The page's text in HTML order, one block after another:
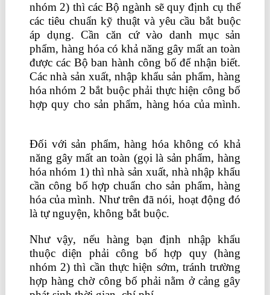
nhóm 2) thì các Bộ ngành sẽ quy định cụ thể
các tiêu chuẩn kỹ thuật và yêu cầu bắt buộc
áp dụng. Cần căn cứ vào danh mục sản
phẩm, hàng hóa có khả năng gây mất an toàn
được các Bộ ban hành công bố để nhận biết.
Các nhà sản xuất, nhập khẩu sản phẩm, hàng
hóa nhóm 2 bắt buộc phải thực hiện công bố
hợp quy cho sản phẩm, hàng hóa của mình.
Đối với sản phẩm, hàng hóa không có khả
năng gây mất an toàn (gọi là sản phẩm, hàng
hóa nhóm 1) thì nhà sản xuất, nhà nhập khẩu
cần công bố hợp chuẩn cho sản phẩm, hàng
hóa của mình. Như trên đã nói, hoạt động đó
là tự nguyện, không bắt buộc.
Như vậy, nếu hàng bạn định nhập khẩu
thuộc diện phải công bố hợp quy (hàng
nhóm 2) thì cần thực hiện sớm, tránh trường
hợp hàng chờ công bố phải nằm ở cảng gây